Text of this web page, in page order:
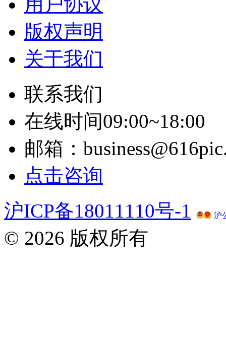
版权声明
关于我们
联系我们
在线时间09:00~18:00
邮箱：
点击咨询
沪ICP备18011110号-1
沪
© 2026 版权所有